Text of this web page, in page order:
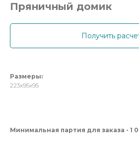
Пряничный домик
Получить
Размеры:
223х95х95
Минимальная партия для заказа - 1